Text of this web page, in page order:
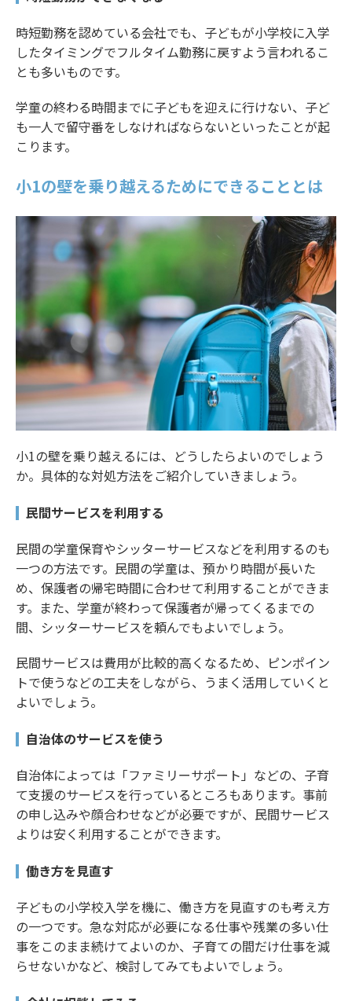
時短勤務を認めている会社でも、子どもが小学校に入学
したタイミングでフルタイム勤務に戻すよう言われるこ
とも多いものです。
学童の終わる時間までに子どもを迎えに行けない、子ど
も一人で留守番をしなければならないといったことが起
こります。
小1の壁を乗り越えるためにできることとは
小1の壁を乗り越えるには、どうしたらよいのでしょう
か。具体的な対処方法をご紹介していきましょう。
民間サービスを利用する
民間の学童保育やシッターサービスなどを利用するのも
一つの方法です。民間の学童は、預かり時間が長いた
め、保護者の帰宅時間に合わせて利用することができま
す。また、学童が終わって保護者が帰ってくるまでの
間、シッターサービスを頼んでもよいでしょう。
民間サービスは費用が比較的高くなるため、ピンポイン
トで使うなどの工夫をしながら、うまく活用していくと
よいでしょう。
自治体のサービスを使う
自治体によっては「ファミリーサポート」などの、子育
て支援のサービスを行っているところもあります。事前
の申し込みや顔合わせなどが必要ですが、民間サービス
よりは安く利用することができます。
働き方を見直す
子どもの小学校入学を機に、働き方を見直すのも考え方
の一つです。急な対応が必要になる仕事や残業の多い仕
事をこのまま続けてよいのか、子育ての間だけ仕事を減
らせないかなど、検討してみてもよいでしょう。